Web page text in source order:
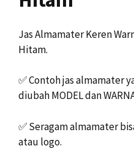
Jas Almamater Keren
Hitam.
✅Contoh jas almamater
diubah MODEL dan
✅Seragam almamater
atau logo.